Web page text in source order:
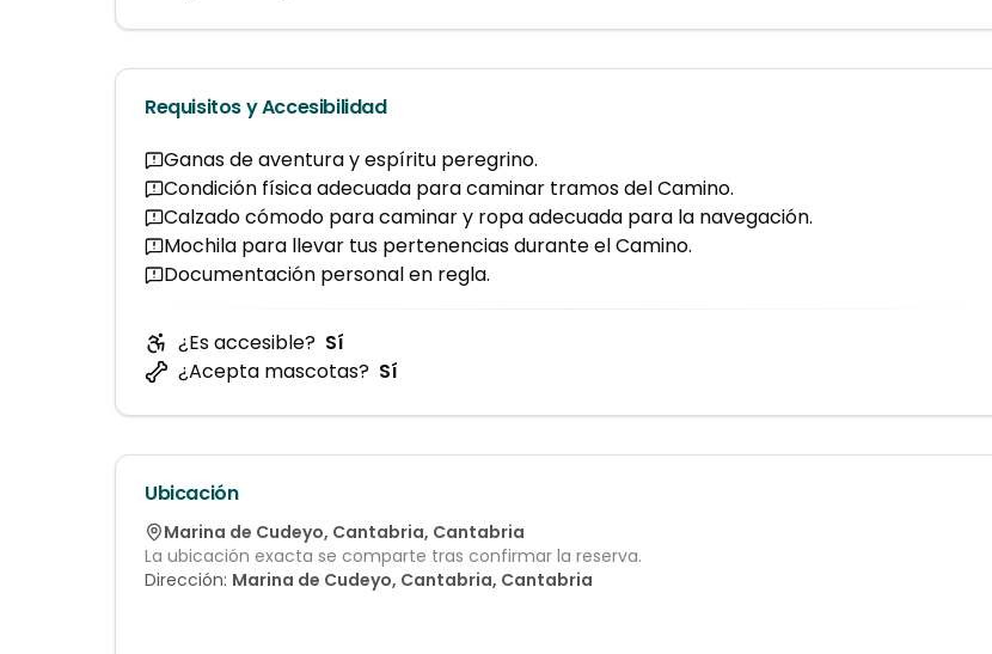
Requisitos y Accesibilidad
Ganas de aventura y espíritu peregrino.
Condición física adecuada para caminar tramos del Camino.
Calzado cómodo para caminar y ropa adecuada para la navegación.
Mochila para llevar tus pertenencias durante el Camino.
Documentación personal en regla.
¿Es accesible? Sí
¿Acepta mascotas? Sí
Ubicación
Marina de Cudeyo, Cantabria, Cantabria
La ubicación exacta se comparte tras confirmar la reserva.
Dirección: Marina de Cudeyo, Cantabria, Cantabria